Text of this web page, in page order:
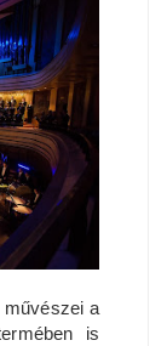
művészei a
is